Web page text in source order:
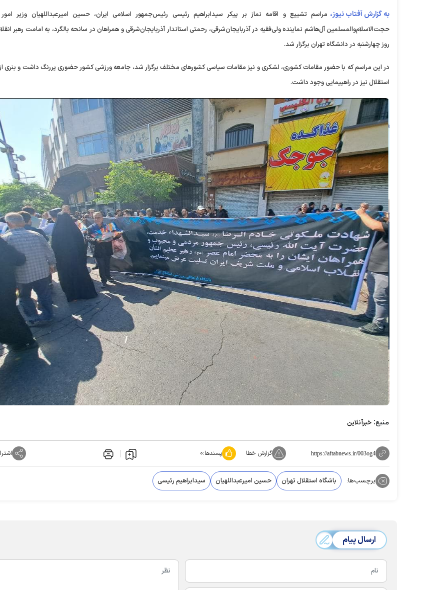
به گزارش آفتاب نیوز، مراسم تشییع و اقامه نماز بر پیکر سیدابراهیم رئیسی رئیس‌جمهور اسلامی ایران، حسین امیرعبداللهیان وزیر امور
حجت‌الاسلام‌والمسلمین آل‌هاشم نماینده ولی‌فقیه در آذربایجان‌شرقی، رحمتی استاندار آذربایجان‌شرقی و همراهان در سانحه بالگرد، به امامت رهبر
روز چهارشنبه در دانشگاه تهران برگزار شد.
در این مراسم که با حضور مقامات کشوری، لشکری و نیز مقامات سیاسی کشورهای مختلف برگزار شد، جامعه ورزشی کشور حضوری پررنگ داشت و بنری
استقلال نیز در راهپیمایی وجود داشت.
منبع: خبرآنلاین
https://aftabnews.ir/003og4 گزارش خطا پسندها:۰
برچسب‌ها: باشگاه استقلال تهران حسین امیرعبداللهیان سیدابراهیم رئیسی
ارسال پیام